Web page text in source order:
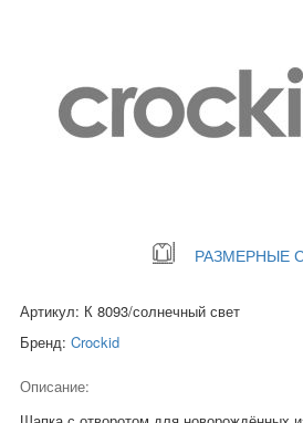
РАЗМЕРНЫЕ
Артикул: К 8093/солнечный свет
Бренд: Crockid
Описание: